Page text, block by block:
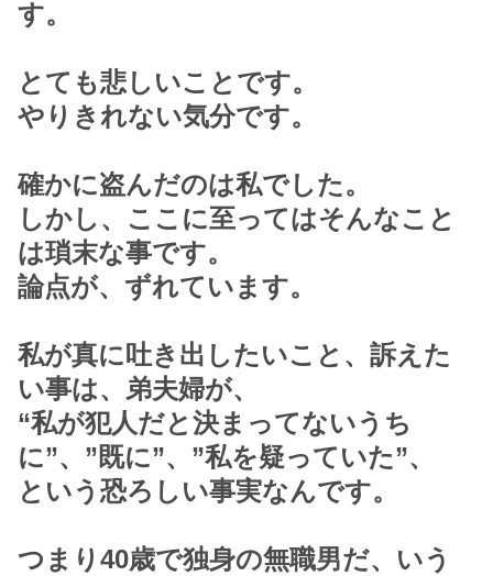
す。
とても悲しいことです。
やりきれない気分です。
確かに盗んだのは私でした。
しかし、ここに至ってはそんなこと
は瑣末な事です。
論点が、ずれています。
私が真に吐き出したいこと、訴えた
い事は、弟夫婦が、
“私が犯人だと決まってないうち
に”、”既に”、”私を疑っていた”、
という恐ろしい事実なんです。
つまり40歳で独身の無職男だ、いう